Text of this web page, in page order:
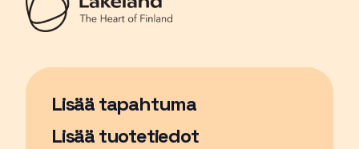
Lisää tapahtuma
Sivu avautuu uudessa ikkunassa
Lisää tuotetiedot